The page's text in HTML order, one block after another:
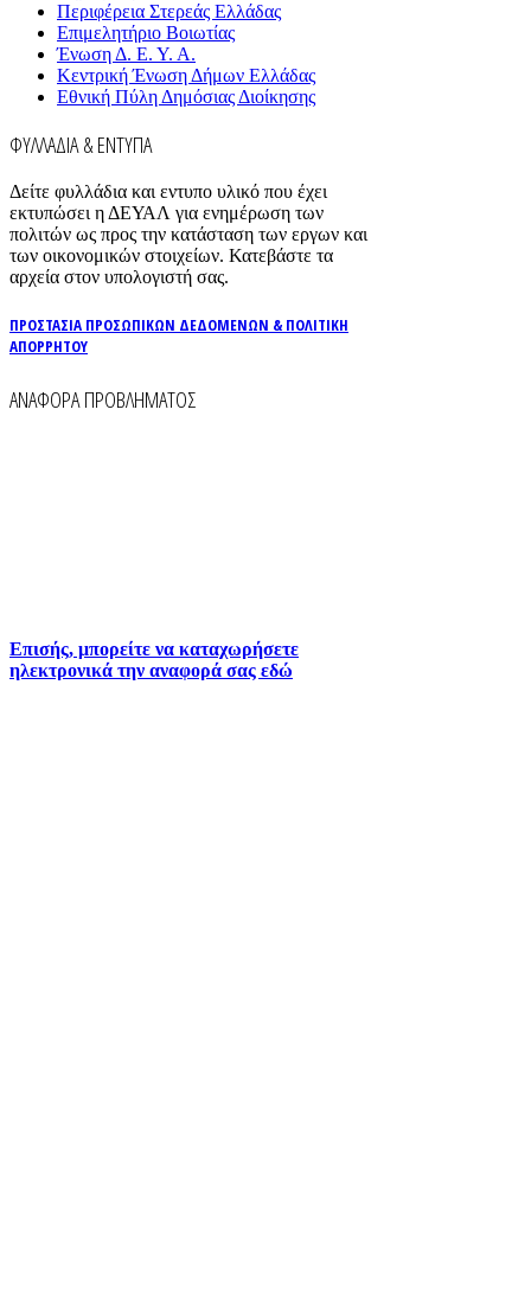
Περιφέρεια Στερεάς Ελλάδας
Επιμελητήριο Βοιωτίας
Ένωση Δ. Ε. Υ. Α.
Κεντρική Ένωση Δήμων Ελλάδας
Εθνική Πύλη Δημόσιας Διοίκησης
ΦΥΛΛΑΔΙΑ & ΕΝΤΥΠΑ
Δείτε φυλλάδια και εντυπο υλικό που έχει
εκτυπώσει η ΔΕΥΑΛ για ενημέρωση των
πολιτών ως προς την κατάσταση των εργων και
των οικονομικών στοιχείων. Κατεβάστε τα
αρχεία στον υπολογιστή σας.
ΠΡΟΣΤΑΣΙΑ ΠΡΟΣΩΠΙΚΩΝ ΔΕΔΟΜΕΝΩΝ & ΠΟΛΙΤΙΚΗ
ΑΠΟΡΡΗΤΟΥ
ΑΝΑΦΟΡΑ ΠΡΟΒΛΗΜΑΤΟΣ
Επισής, μπορείτε να καταχωρήσετε
ηλεκτρονικά την αναφορά σας εδώ